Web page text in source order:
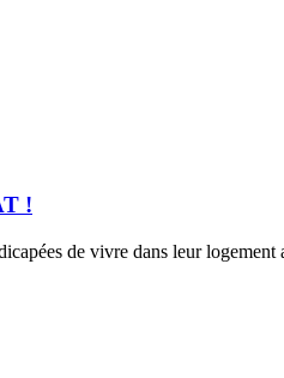
!
de vivre dans leur logement